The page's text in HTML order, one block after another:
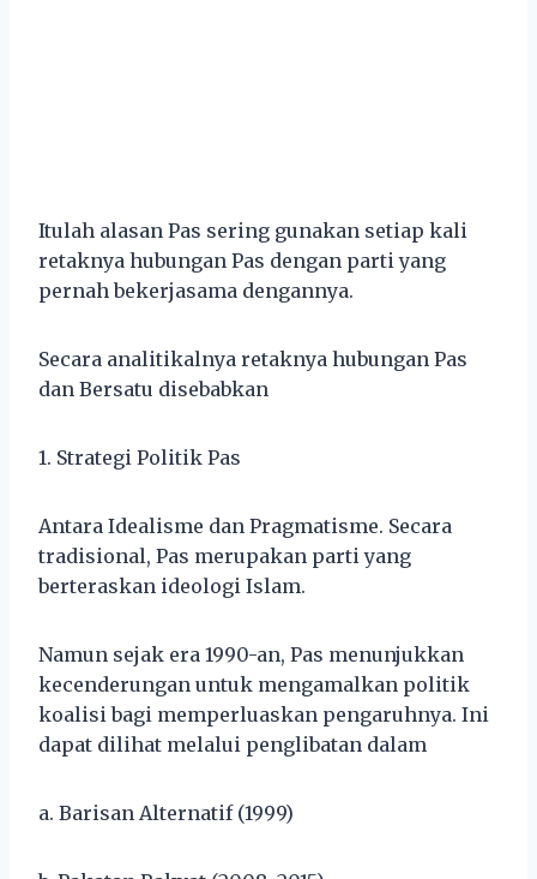
Itulah alasan Pas sering gunakan setiap kali
retaknya hubungan Pas dengan parti yang
pernah bekerjasama dengannya.
Secara analitikalnya retaknya hubungan Pas
dan Bersatu disebabkan
1. Strategi Politik Pas
Antara Idealisme dan Pragmatisme. Secara
tradisional, Pas merupakan parti yang
berteraskan ideologi Islam.
Namun sejak era 1990-an, Pas menunjukkan
kecenderungan untuk mengamalkan politik
koalisi bagi memperluaskan pengaruhnya. Ini
dapat dilihat melalui penglibatan dalam
a. Barisan Alternatif (1999)